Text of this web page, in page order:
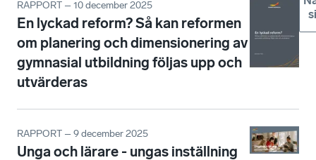
RAPPORT – 10 december 2025
En lyckad reform? Så kan reformen
om planering och dimensionering av
gymnasial utbildning följas upp och
utvärderas
RAPPORT – 9 december 2025
Unga och lärare - ungas inställning